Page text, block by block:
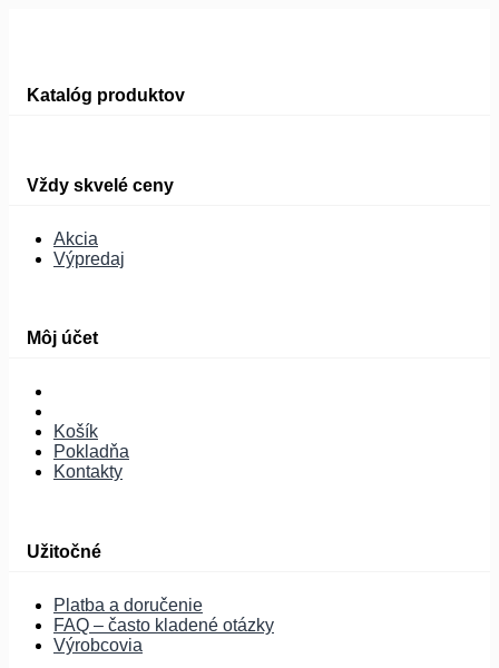
Katalóg produktov
Vždy skvelé ceny
Akcia
Výpredaj
Môj účet
Košík
Pokladňa
Kontakty
Užitočné
Platba a doručenie
FAQ – často kladené otázky
Výrobcovia